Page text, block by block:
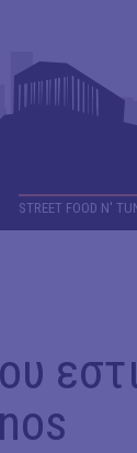
STREET FOOD N'